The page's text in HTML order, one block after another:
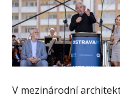
V mezinárodní